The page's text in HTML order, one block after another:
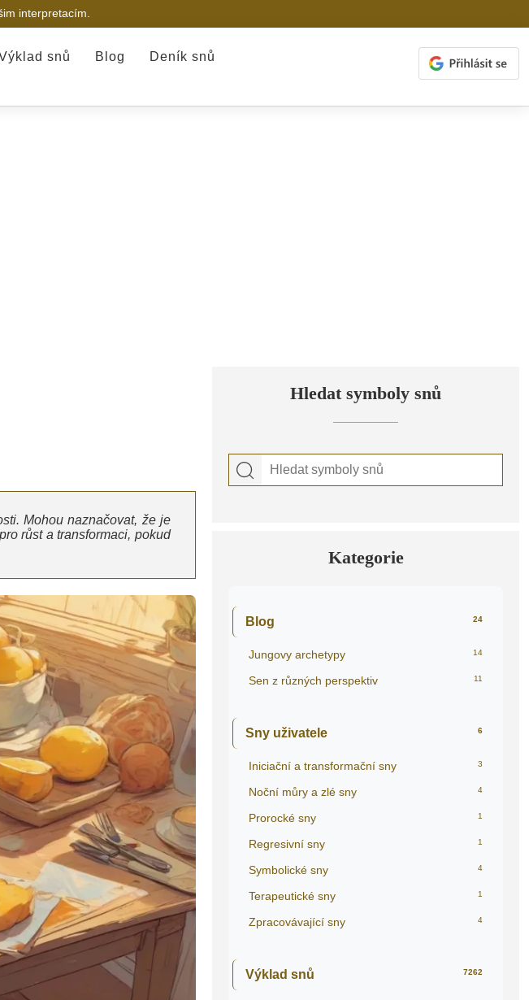
interpretacím.
snů Blog Deník snů
Mohou naznačovat, že je
růst a transformaci, pokud
Hledat symboly snů
Kategorie
Blog 24
Jungovy archetypy 14
Sen z různých perspektiv 11
Sny uživatele 6
Iniciační a transformační sny 3
Noční můry a zlé sny 4
Prorocké sny 1
Regresivní sny 1
Symbolické sny 4
Terapeutické sny 1
Zpracovávající sny 4
Výklad snů 7262